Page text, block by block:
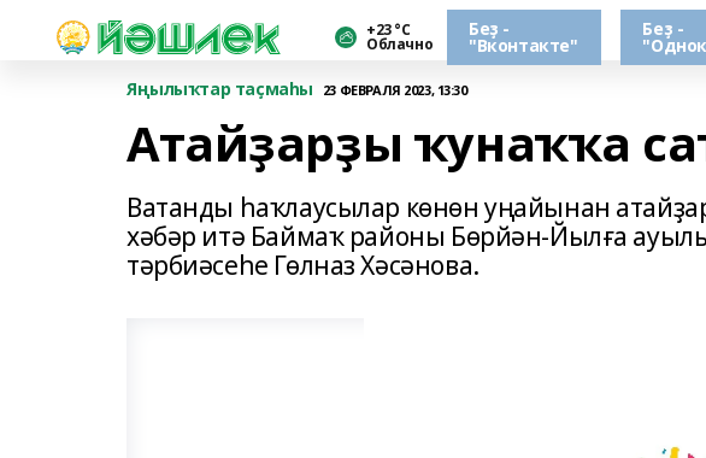
+23 °С
Облачно
Беҙ -
"Вконтакте"
Беҙ -
Яңылыҡтар таҫмаһы
23 ФЕВРАЛЯ 2023, 13:30
Атайҙарҙы ҡунаҡҡа
Ватанды һаҡлаусылар көнөн уңайынан
хәбәр итә Баймаҡ районы Бөрйән-Йылға
тәрбиәсеһе Гөлназ Хәсәнова.